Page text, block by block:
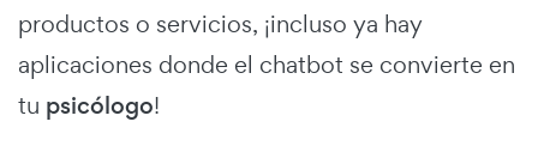
productos o servicios, ¡incluso ya hay
aplicaciones donde el chatbot se convierte en
tu psicólogo!